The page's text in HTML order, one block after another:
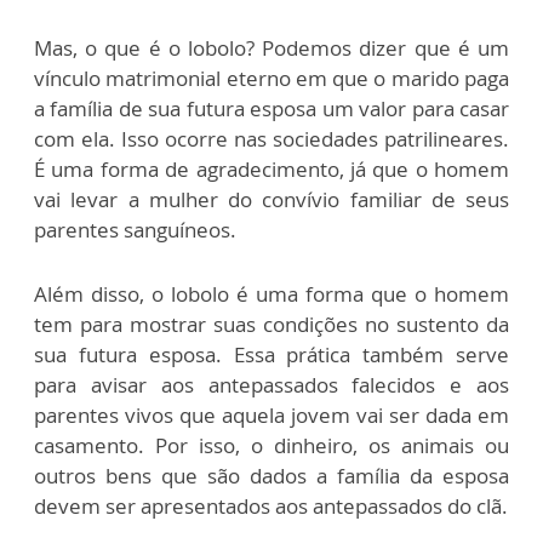
Mas, o que é o lobolo? Podemos dizer que é um
vínculo matrimonial eterno em que o marido paga
a família de sua futura esposa um valor para casar
com ela. Isso ocorre nas sociedades patrilineares.
É uma forma de agradecimento, já que o homem
vai levar a mulher do convívio familiar de seus
parentes sanguíneos.
Além disso, o lobolo é uma forma que o homem
tem para mostrar suas condições no sustento da
sua futura esposa. Essa prática também serve
para avisar aos antepassados falecidos e aos
parentes vivos que aquela jovem vai ser dada em
casamento. Por isso, o dinheiro, os animais ou
outros bens que são dados a família da esposa
devem ser apresentados aos antepassados do clã.